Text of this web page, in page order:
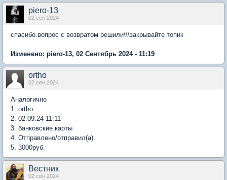
piero-13
02 сен 2024
спасибо.вопрос с возвратом решили\\\закрывайте топик
Изменено: piero-13, 02 Сентябрь 2024 - 11:19
ortho
02 сен 2024
Аналогично
1. ortho
2. 02.09.24 11:11
3. банковские карты
4. Отправлено/отправил(а).
5. 3000руб.
Вестник
02 сен 2024